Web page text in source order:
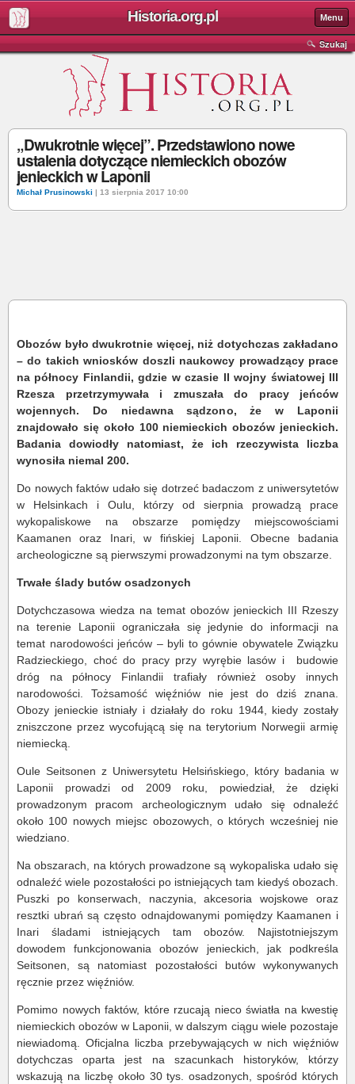
Historia.org.pl Menu
Szukaj
„Dwukrotnie więcej”. Przedstawiono nowe
ustalenia dotyczące niemieckich obozów
jenieckich w Laponii
Michał Prusinowski | 13 sierpnia 2017 10:00
Obozów było dwukrotnie więcej, niż dotychczas zakładano
– do takich wniosków doszli naukowcy prowadzący prace
na północy Finlandii, gdzie w czasie II wojny światowej III
Rzesza przetrzymywała i zmuszała do pracy jeńców
wojennych. Do niedawna sądzono, że w Laponii
znajdowało się około 100 niemieckich obozów jenieckich.
Badania dowiodły natomiast, że ich rzeczywista liczba
wynosiła niemal 200.
Do nowych faktów udało się dotrzeć badaczom z uniwersytetów
w Helsinkach i Oulu, którzy od sierpnia prowadzą prace
wykopaliskowe na obszarze pomiędzy miejscowościami
Kaamanen oraz Inari, w fińskiej Laponii. Obecne badania
archeologiczne są pierwszymi prowadzonymi na tym obszarze.
Trwałe ślady butów osadzonych
Dotychczasowa wiedza na temat obozów jenieckich III Rzeszy
na terenie Laponii ograniczała się jedynie do informacji na
temat narodowości jeńców – byli to gównie obywatele Związku
Radzieckiego, choć do pracy przy wyrębie lasów i budowie
dróg na północy Finlandii trafiały również osoby innych
narodowości. Tożsamość więźniów nie jest do dziś znana.
Obozy jenieckie istniały i działały do roku 1944, kiedy zostały
zniszczone przez wycofującą się na terytorium Norwegii armię
niemiecką.
Oule Seitsonen z Uniwersytetu Helsińskiego, który badania w
Laponii prowadzi od 2009 roku, powiedział, że dzięki
prowadzonym pracom archeologicznym udało się odnaleźć
około 100 nowych miejsc obozowych, o których wcześniej nie
wiedziano.
Na obszarach, na których prowadzone są wykopaliska udało się
odnaleźć wiele pozostałości po istniejących tam kiedyś obozach.
Puszki po konserwach, naczynia, akcesoria wojskowe oraz
resztki ubrań są często odnajdowanymi pomiędzy Kaamanen i
Inari śladami istniejących tam obozów. Najistotniejszym
dowodem funkcjonowania obozów jenieckich, jak podkreśla
Seitsonen, są natomiast pozostałości butów wykonywanych
ręcznie przez więźniów.
Pomimo nowych faktów, które rzucają nieco światła na kwestię
niemieckich obozów w Laponii, w dalszym ciągu wiele pozostaje
niewiadomą. Oficjalna liczba przebywających w nich więźniów
dotychczas oparta jest na szacunkach historyków, którzy
wskazują na liczbę około 30 tys. osadzonych, spośród których